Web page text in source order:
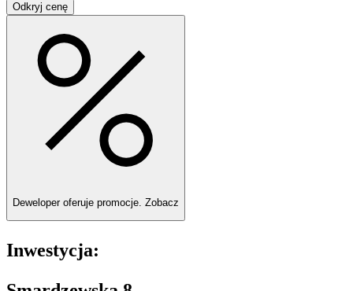
Odkryj cenę
Deweloper oferuje promocje. Zobacz
Inwestycja: